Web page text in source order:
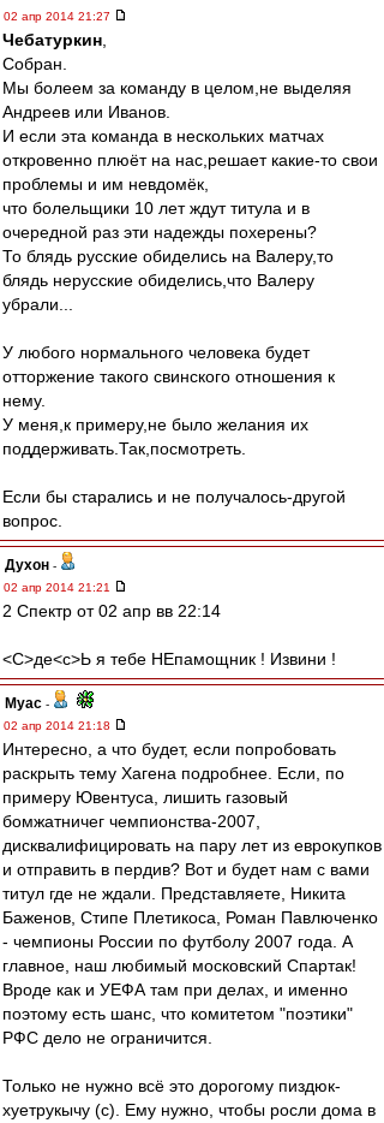
02 апр 2014 21:27
Чебатуркин
Собран.
Мы болеем за команду в целом,не выделяя
Андреев или Иванов.
И если эта команда в нескольких матчах
откровенно плюёт на нас,решает какие-то свои
проблемы и им невдомёк,
что болельщики 10 лет ждут титула и в
очередной раз эти надежды похерены?
То блядь русские обиделись на Валеру,то
блядь нерусские обиделись,что Валеру
убрали...
У любого нормального человека будет
отторжение такого свинского отношения к
нему.
У меня,к примеру,не было желания их
поддерживать.Так,посмотреть.
Если бы старались и не получалось-другой
вопрос.
Духон -
02 апр 2014 21:21
2 Спектр от 02 апр вв 22:14
<C>де<с>Ь я тебе НЕпамощник ! Извини !
Myac -
02 апр 2014 21:18
Интересно, а что будет, если попробовать
раскрыть тему Хагена подробнее. Если, по
примеру Ювентуса, лишить газовый
бомжатничег чемпионства-2007,
дисквалифицировать на пару лет из еврокупков
и отправить в пердив? Вот и будет нам с вами
титул где не ждали. Представляете, Никита
Баженов, Стипе Плетикоса, Роман Павлюченко
- чемпионы России по футболу 2007 года. А
главное, наш любимый московский Спартак!
Вроде как и УЕФА там при делах, и именно
поэтому есть шанс, что комитетом "поэтики"
РФС дело не ограничится.
Только не нужно всё это дорогому пиздюк-
хуетрукычу (с). Ему нужно, чтобы росли дома в